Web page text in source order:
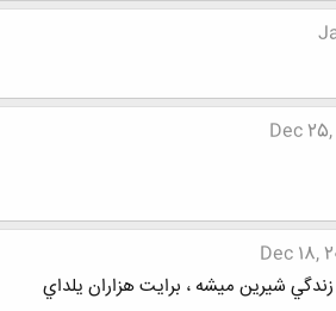
Dec 25,
Dec 18,
زندگي شيرين ميشه ، برايت هزاران يلداي